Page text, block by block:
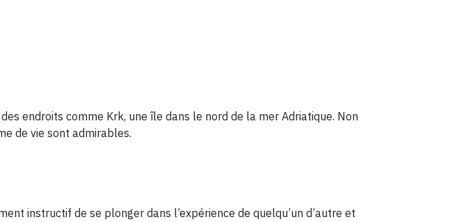
endroits comme Krk, une île dans le nord de la mer Adriatique. Non
de vie sont admirables.
instructif de se plonger dans l’expérience de quelqu’un d’autre et